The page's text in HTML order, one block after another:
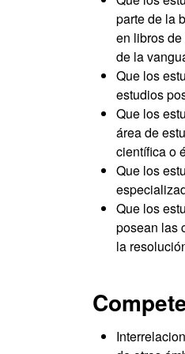
parte de la
en libros
de la
Que los
estudios
Que los
área de
científica o
Que los
Que los
posean las
la